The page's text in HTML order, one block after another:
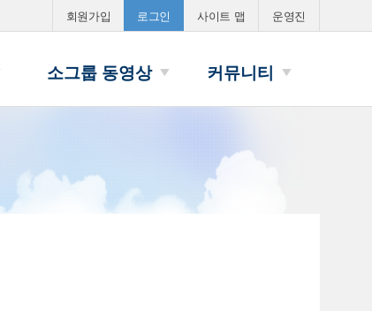
회원가입 로그인 사이트 맵 운영진
소그룹 동영상 커뮤니티
FAST와 소그룹